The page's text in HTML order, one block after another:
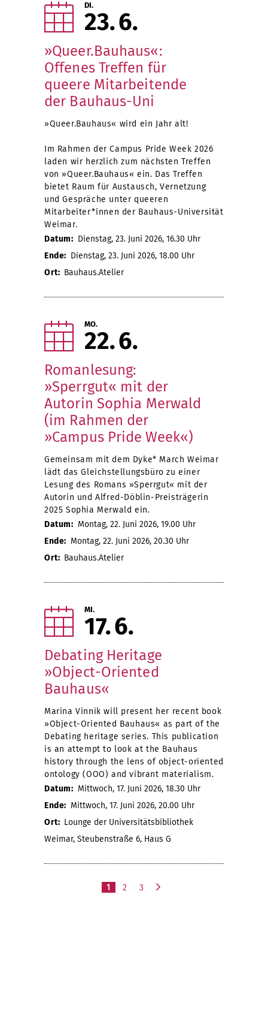
DI.
23 6
»Queer.Bauhaus«:
Offenes Treffen für
queere Mitarbeitende
der Bauhaus-Uni
»Queer.Bauhaus« wird ein Jahr alt!
Im Rahmen der Campus Pride Week 2026
laden wir herzlich zum nächsten Treffen
von »Queer.Bauhaus« ein. Das Treffen
bietet Raum für Austausch, Vernetzung
und Gespräche unter queeren
Mitarbeiter*innen der Bauhaus-Universität
Weimar.
Datum: Dienstag, 23. Juni 2026, 16.30 Uhr
Ende: Dienstag, 23. Juni 2026, 18.00 Uhr
Ort: Bauhaus.Atelier
MO.
22 6
Romanlesung:
»Sperrgut« mit der
Autorin Sophia Merwald
(im Rahmen der
»Campus Pride Week«)
Gemeinsam mit dem Dyke* March Weimar
lädt das Gleichstellungsbüro zu einer
Lesung des Romans »Sperrgut« mit der
Autorin und Alfred-Döblin-Preisträgerin
2025 Sophia Merwald ein.
Datum: Montag, 22. Juni 2026, 19.00 Uhr
Ende: Montag, 22. Juni 2026, 20.30 Uhr
Ort: Bauhaus.Atelier
MI.
17 6
Debating Heritage
»Object-Oriented
Bauhaus«
Marina Vinnik will present her recent book
»Object-Oriented Bauhaus« as part of the
Debating heritage series. This publication
is an attempt to look at the Bauhaus
history through the lens of object-oriented
ontology (OOO) and vibrant materialism.
Datum: Mittwoch, 17. Juni 2026, 18.30 Uhr
Ende: Mittwoch, 17. Juni 2026, 20.00 Uhr
Ort: Lounge der Universitätsbibliothek
Weimar, Steubenstraße 6, Haus G
1 2
3